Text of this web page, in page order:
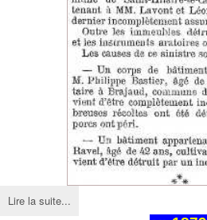
Lire la suite...